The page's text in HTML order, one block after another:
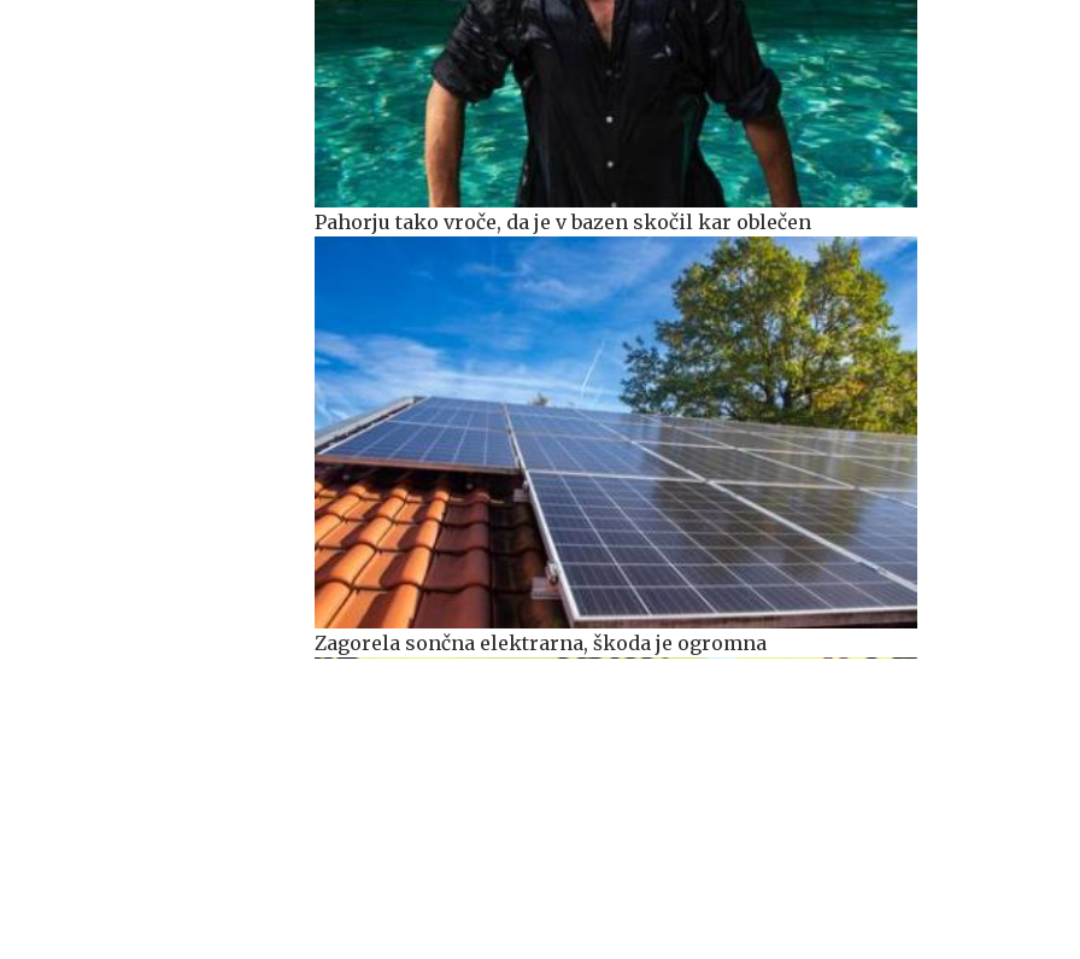
Pahorju tako vroče, da je v bazen skočil kar oblečen
Zagorela sončna elektrarna, škoda je ogromna